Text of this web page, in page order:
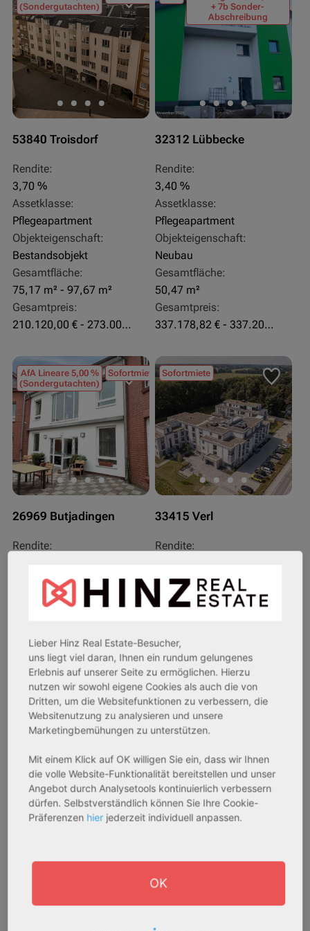
(Sondergutachten)
53840 Troisdorf
Rendite:
3,70 %
Assetklasse:
Pflegeapartment
Objekteigenschaft:
Bestandsobjekt
Gesamtfläche:
75,17 m² - 97,67 m²
Gesamtpreis:
210.120,00 € - 273.003,24 €
+ 7b Sonder-
Abschreibung
32312 Lübbecke
Rendite:
3,40 %
Assetklasse:
Pflegeapartment
Objekteigenschaft:
Neubau
Gesamtfläche:
50,47 m²
Gesamtpreis:
337.178,82 € - 337.207,06 €
AfA Lineare 5,00 %
(Sondergutachten)
Sofortmiete
26969 Butjadingen
Rendite:
Assetklasse:
Pflegeapartment
Gesamtfläche:
41,59 m² - 62,15 m²
Gesamtpreis:
233.556,67 € - 349.016,67 €
Sofortmiete
33415 Verl
Rendite:
Assetklasse:
Pflegeapartment
Gesamtfläche:
50,95 m² - 56,21 m²
Gesamtpreis:
324.754,29 € - 358.289,14 €
Lieber Hinz Real Estate-Besucher,
uns liegt viel daran, Ihnen ein rundum gelungenes
Erlebnis auf unserer Seite zu ermöglichen. Hierzu
nutzen wir sowohl eigene Cookies als auch die von
Dritten, um die Websitefunktionen zu verbessern, die
Websitenutzung zu analysieren und unsere
Marketingbemühungen zu unterstützen.
Mit einem Klick auf OK willigen Sie ein, dass wir Ihnen
die volle Website-Funktionalität bereitstellen und unser
Angebot durch Analysetools kontinuierlich verbessern
dürfen. Selbstverständlich können Sie Ihre Cookie-
Präferenzen hier jederzeit individuell anpassen.
OK